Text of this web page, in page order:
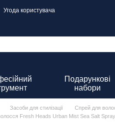
Угода користувача
Подарункові
набори
Засоби для стилізації
Спрей для
Fresh Heads Urban Mist Sea Salt